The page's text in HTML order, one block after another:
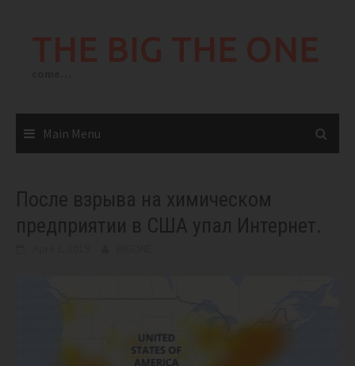
Main Menu
После взрыва на химическом
предприятии в США упал Интернет.